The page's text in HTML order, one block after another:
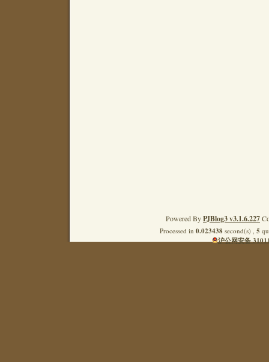
Powered ByPJBlog3 v3.1.6.227
Processed in 0.023438second(s) , 5
沪公网安备